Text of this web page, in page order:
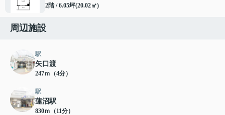
2階 / 6.05坪(20.02㎡)
周辺施設
駅
矢口渡
247ｍ（4分）
駅
蓮沼駅
830ｍ（11分）